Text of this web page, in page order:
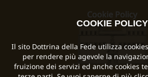
Cookie Policy
COOKIE POLICY
Il sito Dottrina della Fede utilizza
per rendere più agevole la
fruizione dei servizi ed anche cookies